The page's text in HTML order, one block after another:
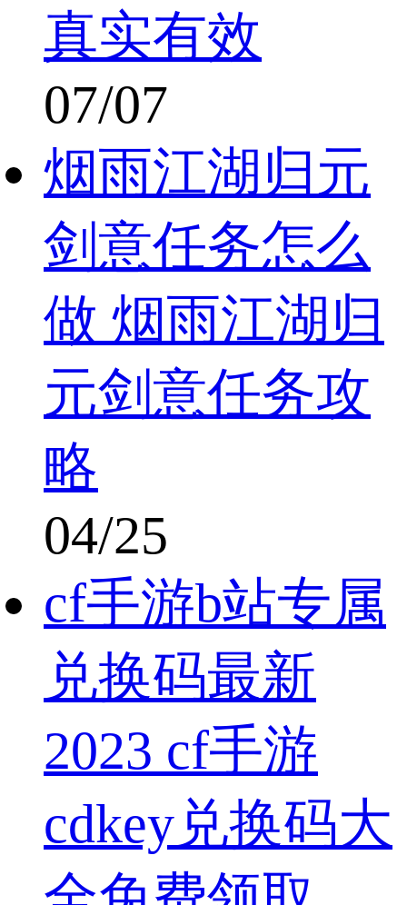
真实有效
07/07
烟雨江湖归元
剑意任务怎么
做 烟雨江湖归
元剑意任务攻
略
04/25
cf手游b站专属
兑换码最新
2023 cf手游
cdkey兑换码大